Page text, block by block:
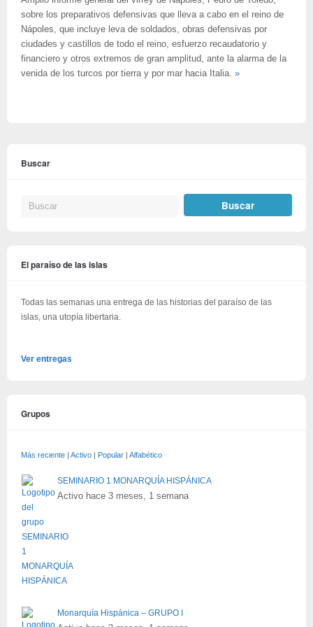
sobre los preparativos defensivas que lleva a cabo en el reino de
Nápoles, que incluye leva de soldados, obras defensivas por
ciudades y castillos de todo el reino, esfuerzo recaudatorio y
financiero y otros extremos de gran amplitud, ante la alarma de la
venida de los turcos por tierra y por mar hacia Italia. »
Buscar
El paraíso de las islas
Todas las semanas una entrega de las historias del paraíso de las
islas, una utopía libertaria.
Ver entregas
Grupos
Más reciente Activo Popular Alfabético
SEMINARIO 1 MONARQUÍA HISPÁNICA
Activo hace 3 meses, 1 semana
Monarquía Hispánica – GRUPO I